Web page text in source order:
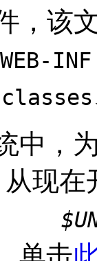
，该
WEB-INF
classes
中，
现在
$